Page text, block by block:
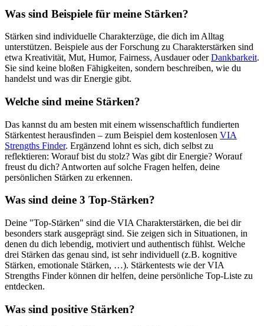
Was sind Beispiele für meine Stärken?
Stärken sind individuelle Charakterzüge, die dich im Alltag
unterstützen. Beispiele aus der Forschung zu Charakterstärken sind
etwa Kreativität, Mut, Humor, Fairness, Ausdauer oderDankbarkeit.
Sie sind keine bloßen Fähigkeiten, sondern beschreiben, wie du
handelst und was dir Energie gibt.
Welche sind meine Stärken?
Das kannst du am besten mit einem wissenschaftlich fundierten
Stärkentest herausfinden – zum Beispiel dem kostenlosen VIA
Strengths Finder. Ergänzend lohnt es sich, dich selbst zu
reflektieren: Worauf bist du stolz? Was gibt dir Energie? Worauf
freust du dich? Antworten auf solche Fragen helfen, deine
persönlichen Stärken zu erkennen.
Was sind deine 3 Top-Stärken?
Deine "Top-Stärken" sind die VIA Charakterstärken, die bei dir
besonders stark ausgeprägt sind. Sie zeigen sich in Situationen, in
denen du dich lebendig, motiviert und authentisch fühlst. Welche
drei Stärken das genau sind, ist sehr individuell (z.B. kognitive
Stärken, emotionale Stärken, …). Stärkentests wie der VIA
Strengths Finder können dir helfen, deine persönliche Top-Liste zu
entdecken.
Was sind positive Stärken?